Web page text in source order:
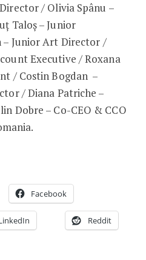
/ Olivia Spânu –
Taloș – Junior
Junior Art Director /
Executive / Roxana
/ Costin Bogdan –
/ Diana Patriche –
Dobre – Co-CEO & CCO
Facebook
Reddit